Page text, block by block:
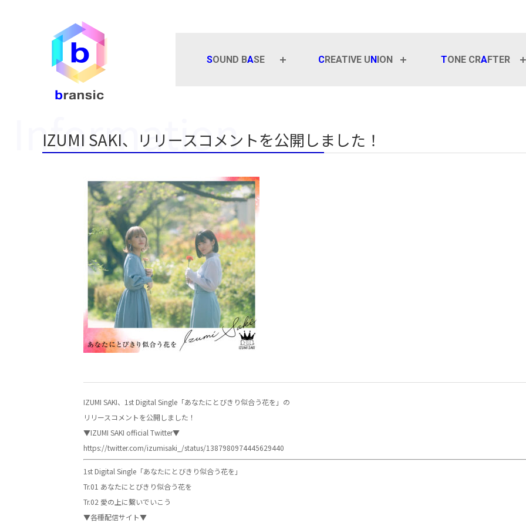
SOUND BASE CREATIVE U N ION TONE CRAFTER
IZUMI SAKI、リリースコメントを公開しました！
IZUMI SAKI、1st Digital Single「あなたにとびきり似合う花を」の
リリースコメントを公開しました！
▼IZUMI SAKI official Twitter▼
https://twitter.com/izumisaki_/status/1387980974445629440
1st Digital Single「あなたにとびきり似合う花を」
Tr.01 あなたにとびきり似合う花を
Tr.02 愛の上に繋いでいこう
▼各種配信サイト▼